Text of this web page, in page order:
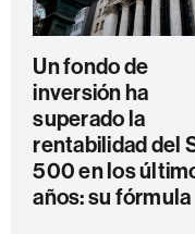
Un fondo de
inversión ha
superado la
rentabilidad del
500 en los
años: su fórmula